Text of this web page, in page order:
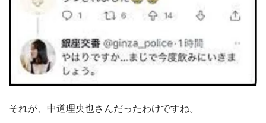
それが、中道理央也さんだったわけですね。